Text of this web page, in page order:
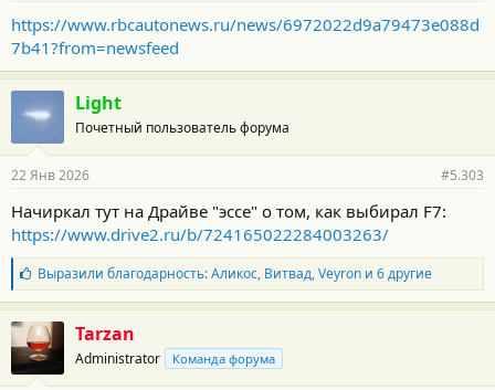
https://www.rbcautonews.ru/news/6972022d9a79473e088d
7b41?from=newsfeed
Light
Почетный пользователь форума
22 Янв 2026 #5.303
Начиркал тут на Драйве "эссе" о том, как выбирал F7:
https://www.drive2.ru/b/724165022284003263/
Б
л
а
г
о
д
а
Выразили благодарность:Аликос, Витвад,Veyronи 6 другие
Tarzan
Administrator Команда форума